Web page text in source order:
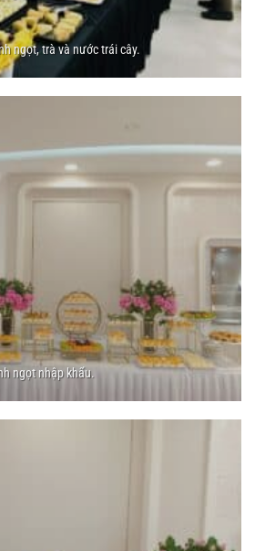
ngọt, trà và nước trái cây.
ngọt nhập khẩu.